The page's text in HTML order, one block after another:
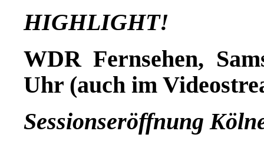
HIGHLIGHT!
WDR Fernsehen,
Uhr (auch im
Sessionseröffnung